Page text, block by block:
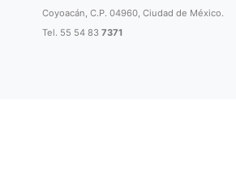
Coyoacán, C.P. 04960, Ciudad de México.
Tel. 55 54 837371